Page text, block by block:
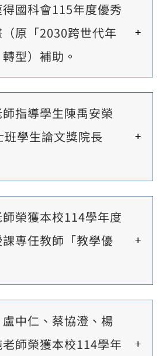
國科會115年度優秀
原「2030跨世代年
型）補助。
指導學生陳禹安榮
學生論文獎院長
榮獲本校114學年度
專任教師「教學優
中仁、蔡協澄、楊
師榮獲本校114學年